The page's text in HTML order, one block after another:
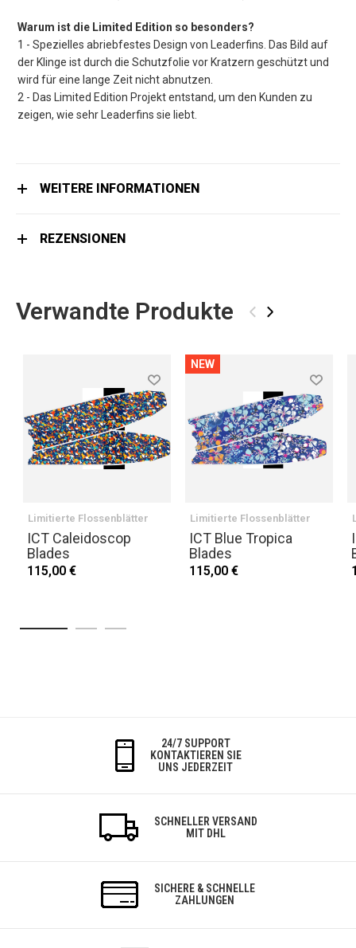
Warum ist die Limited Edition so besonders?
1 - Spezielles abriebfestes Design von Leaderfins. Das Bild auf
der Klinge ist durch die Schutzfolie vor Kratzern geschützt und
wird für eine lange Zeit nicht abnutzen.
2 - Das Limited Edition Projekt entstand, um den Kunden zu
zeigen, wie sehr Leaderfins sie liebt.
WEITERE INFORMATIONEN
REZENSIONEN
Verwandte Produkte ‹ ›
Limitierte Flossenblätter
ICT Caleidoscop
Blades
115,00 €
NEW
Limitierte Flossenblätter
ICT Blue Tropica
Blades
115,00 €
24/7 SUPPORT
KONTAKTIEREN SIE
UNS JEDERZEIT
SCHNELLER VERSAND
MIT DHL
SICHERE & SCHNELLE
ZAHLUNGEN